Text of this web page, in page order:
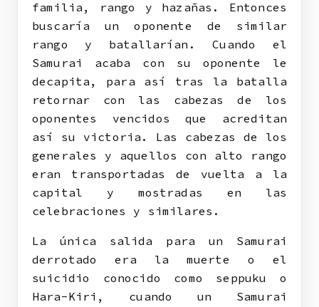
familia, rango y hazañas. Entonces
buscaría un oponente de similar
rango y batallarían. Cuando el
Samurai acaba con su oponente le
decapita, para así tras la batalla
retornar con las cabezas de los
oponentes vencidos que acreditan
así su victoria. Las cabezas de los
generales y aquellos con alto rango
eran transportadas de vuelta a la
capital y mostradas en las
celebraciones y similares.
La única salida para un Samurai
derrotado era la muerte o el
suicidio conocido como seppuku o
Hara-Kiri, cuando un Samurai